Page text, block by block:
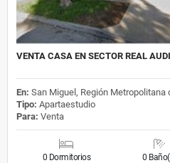
VENTA CASA EN SECTOR REAL
En: San Miguel, Región Metropolitana
Tipo: Apartaestudio
Para: Venta
0 Dormitorios 0